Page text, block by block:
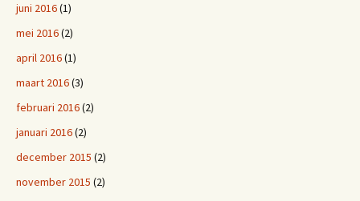
juni 2016(1)
mei 2016(2)
april 2016(1)
maart 2016(3)
februari 2016(2)
januari 2016(2)
december 2015 (2)
november 2015 (2)